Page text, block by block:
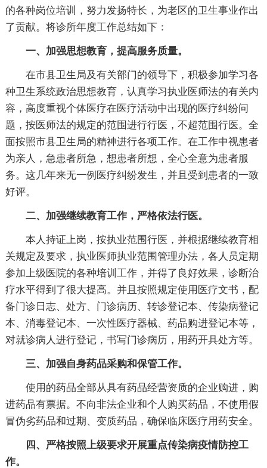
的各种岗位培训，努力发扬特长，为老区的卫生事业作出
了贡献。将诊所年度工作总结如下：
一、加强思想教育，提高服务质量。
在市县卫生局及有关部门的领导下，积极参加学习各
种卫生系统政治思想教育，认真学习执业医师法的有关内
容，高度重视个体医疗在医疗活动中出现的医疗纠纷问
题，按医师法的规定的范围进行行医，不超范围行医。全
面按照市县卫生局的精神进行各项工作。在工作中视患者
为亲人，急患者所急，想患者所想，全心全意为患者服
务。这几年来无一例医疗纠纷发生，并且受到患者的一致
好评。
二、加强继续教育工作，严格依法行医。
本人持证上岗，按执业范围行医，并根据继续教育相
关规定及要求，执业医师执业范围管理办法，各人员定期
参加上级医院的各种培训工作，并得了良好效果，诊断治
疗水平得到了很大提高。并且按照规定使用医疗文书，配
备门诊日志、处方、门诊病历、转诊登记本、传染病登记
本、消毒登记本、一次性医疗器械、药品购进登记本等，
对就诊病人进行登记，书写门诊病历，用药开具处方等。
三、加强自身药品采购和保管工作。
使用的药品全部从具有药品经营资质的企业购进，购
进药品有票据。不向非法企业和个人购买药品，不使用假
冒伪劣药品和过期、变质药品，确保临床医疗用药安全。
四、严格按照上级要求开展重点传染病疫情防控工
作。